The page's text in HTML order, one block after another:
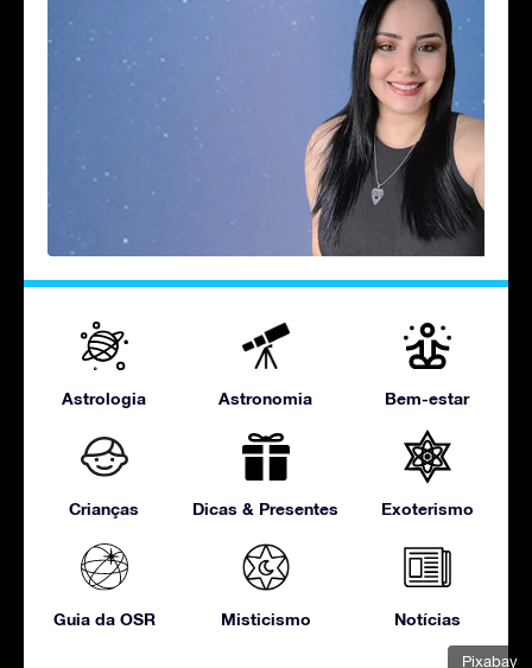
Pixabay
Astrologia Astronomia Bem-estar
Crianças Dicas & Presentes Exoterismo
Guia da OSR Misticismo Notícias